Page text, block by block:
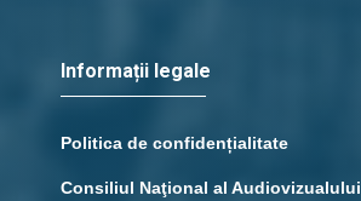
Informații legale
Politica de confidențialitate
Consiliul Naţional al Audiovizualului